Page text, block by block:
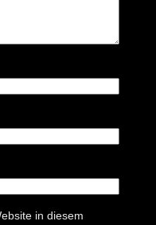
in diesem